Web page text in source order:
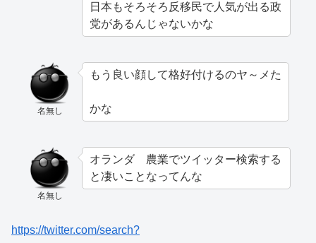
日本もそろそろ反移民で人気が出る政
党があるんじゃないかな
名無し
もう良い顔して格好付けるのヤ～メた
かな
名無し
オランダ 農業でツイッター検索する
と凄いことなってんな
https://twitter.com/search?